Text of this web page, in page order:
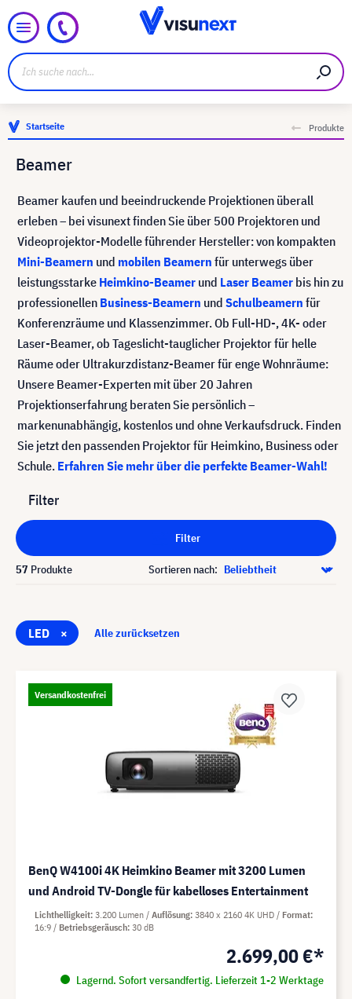
Startseite Produkte
Beamer
Beamer kaufen und beeindruckende Projektionen überall
erleben – bei visunext finden Sie über 500 Projektoren und
Videoprojektor-Modelle führender Hersteller: von kompakten
Mini-Beamern und mobilen Beamern für unterwegs über
leistungsstarke Heimkino-Beamer und Laser Beamer bis hin zu
professionellen Business-Beamern und Schulbeamern für
Konferenzräume und Klassenzimmer. Ob Full-HD-, 4K- oder
Laser-Beamer, ob Tageslicht-tauglicher Projektor für helle
Räume oder Ultrakurzdistanz-Beamer für enge Wohnräume:
Unsere Beamer-Experten mit über 20 Jahren
Projektionserfahrung beraten Sie persönlich –
markenunabhängig, kostenlos und ohne Verkaufsdruck. Finden
Sie jetzt den passenden Projektor für Heimkino, Business oder
Schule. Erfahren Sie mehr über die perfekte Beamer-Wahl!
Filter
Filter
57 Produkte Sortieren nach:
LED × Alle zurücksetzen
Versandkostenfrei
BenQ W4100i 4K Heimkino Beamer mit 3200 Lumen
und Android TV-Dongle für kabelloses Entertainment
2.699,00 €*
Lagernd. Sofort versandfertig. Lieferzeit 1-2 Werktage
Lichthelligkeit 3.200 Lumen Auflösung 3840 x 2160 4K UHD
Format
16:9
Betriebsgeräusch 30 dB